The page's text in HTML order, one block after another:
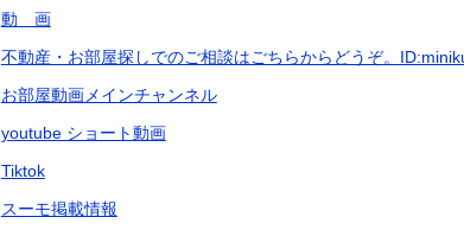
動 画
不動産・お部屋探しでのご相談はごちらからどうぞ。
お部屋動画メインチャンネル
youtube ショート動画
Tiktok
スーモ掲載情報